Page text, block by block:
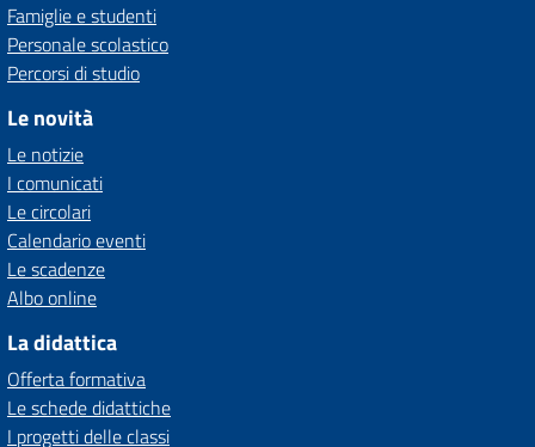
Famiglie e studenti
Personale scolastico
Percorsi di studio
Le novità
Le notizie
I comunicati
Le circolari
Calendario eventi
Le scadenze
Albo online
La didattica
Offerta formativa
Le schede didattiche
I progetti delle classi